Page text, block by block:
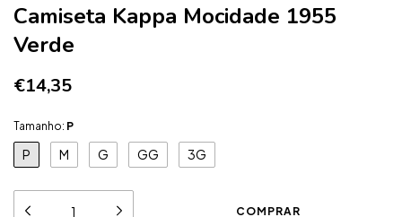
Camiseta Kappa Mocidade 1955
Verde
€14,35
Tamanho: P
P M G GG 3G